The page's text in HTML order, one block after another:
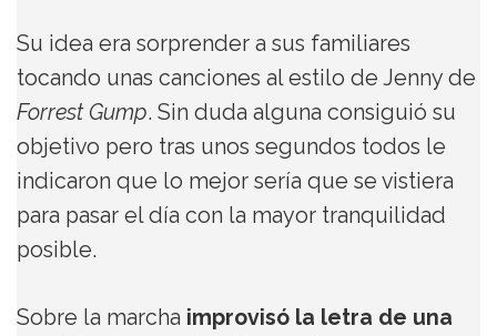
Su idea era sorprender a sus familiares
tocando unas canciones al estilo de Jenny de
Forrest Gump. Sin duda alguna consiguió su
objetivo pero tras unos segundos todos le
indicaron que lo mejor sería que se vistiera
para pasar el día con la mayor tranquilidad
posible.
Sobre la marcha improvisó la letra de una